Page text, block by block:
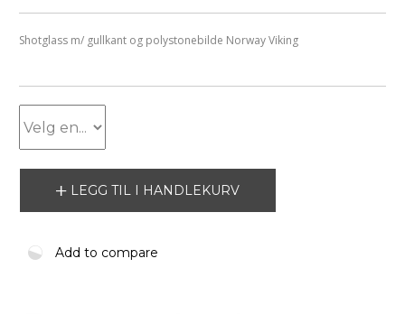
Shotglass m/ gullkant og polystonebilde Norway Viking
LEGG TIL I HANDLEKURV
Add to compare